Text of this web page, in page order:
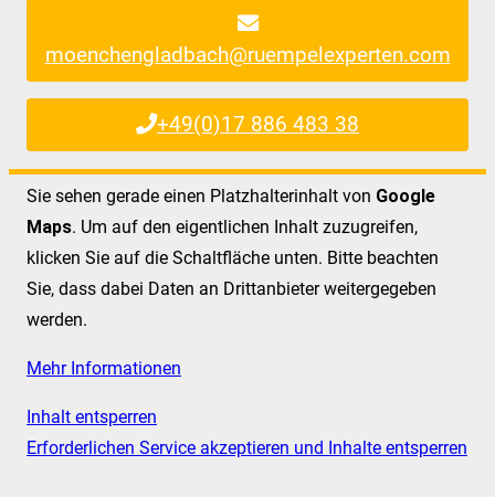
moenchengladbach@ruempelexperten.com
+49(0)17 886 483 38
Sie sehen gerade einen Platzhalterinhalt von Google
Maps. Um auf den eigentlichen Inhalt zuzugreifen,
klicken Sie auf die Schaltfläche unten. Bitte beachten
Sie, dass dabei Daten an Drittanbieter weitergegeben
werden.
Mehr Informationen
Inhalt entsperren
Erforderlichen Service akzeptieren und Inhalte entsperren